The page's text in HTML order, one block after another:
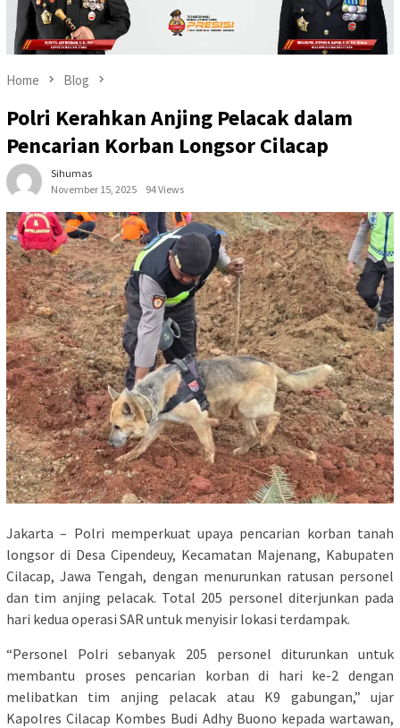
Home Blog
Polri Kerahkan Anjing Pelacak dalam
Pencarian Korban Longsor Cilacap
Sihumas
November 15, 2025
94 Views
Jakarta – Polri memperkuat upaya pencarian korban tanah
longsor di Desa Cipendeuy, Kecamatan Majenang, Kabupaten
Cilacap, Jawa Tengah, dengan menurunkan ratusan personel
dan tim anjing pelacak. Total 205 personel diterjunkan pada
hari kedua operasi SAR untuk menyisir lokasi terdampak.
“Personel Polri sebanyak 205 personel diturunkan untuk
membantu proses pencarian korban di hari ke-2 dengan
melibatkan tim anjing pelacak atau K9 gabungan,” ujar
Kapolres Cilacap Kombes Budi Adhy Buono kepada wartawan,